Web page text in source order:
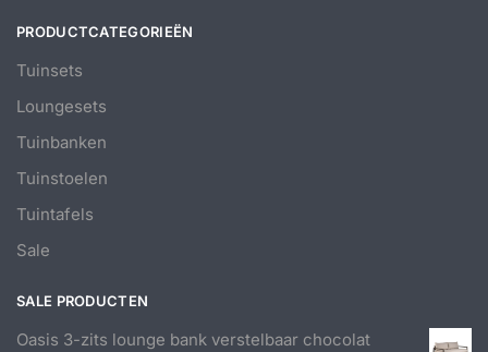
PRODUCTCATEGORIEËN
Tuinsets
Loungesets
Tuinbanken
Tuinstoelen
Tuintafels
Sale
SALE PRODUCTEN
Oasis 3-zits lounge bank verstelbaar chocolat